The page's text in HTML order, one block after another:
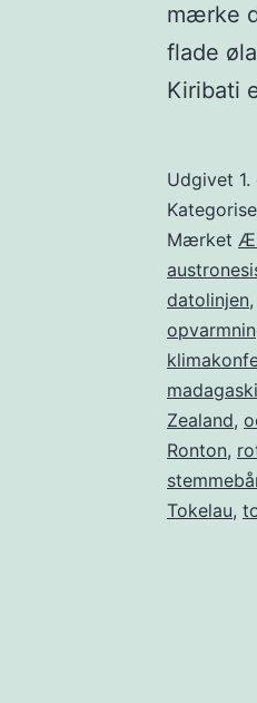
mærke
flade
Kiribati
Udgivet
Mærket
datolinjen
Zealand,
Ronton,
Tokelau,